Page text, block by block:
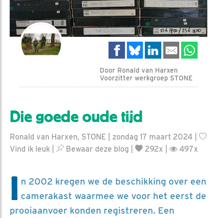
Door Ronald van Harxen
Voorzitter werkgroep STONE
Die goede oude tijd
Ronald van Harxen, STONE | zondag 17 maart 2024 |
Vind ik leuk
Bewaar deze blog 292x | 497x
I n 2002 kregen we de beschikking over een
camerakast waarmee we voor het eerst de
prooiaanvoer konden registreren. Een